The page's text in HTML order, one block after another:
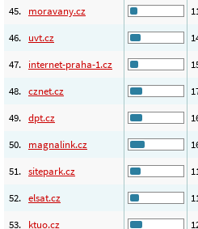
45. moravany.cz
46. uvt.cz
47. internet-praha-1.cz
48. cznet.cz
49. dpt.cz
50. magnalink.cz
51. sitepark.cz
52. elsat.cz
53. ktuo.cz